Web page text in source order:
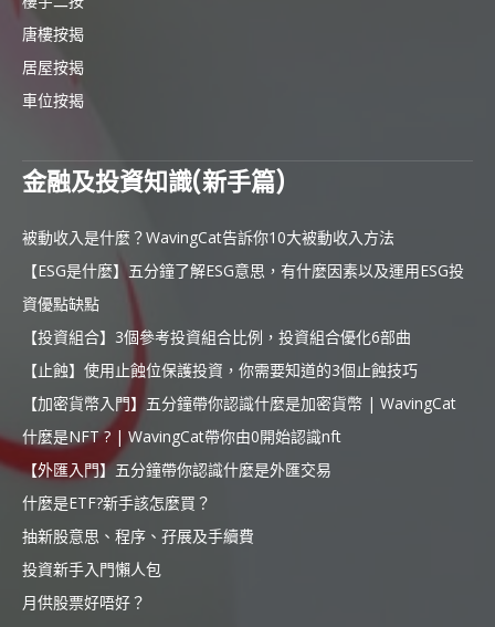
唐樓按揭
居屋按揭
車位按揭
金融及投資知識(新手篇)
被動收入是什麼？WavingCat告訴你10大被動收入方法
【ESG是什麼】五分鐘了解ESG意思，有什麼因素以及運用ESG投
資優點缺點
【投資組合】3個參考投資組合比例，投資組合優化6部曲
【止蝕】使用止蝕位保護投資，你需要知道的3個止蝕技巧
【加密貨幣入門】五分鐘帶你認識什麼是加密貨幣 | WavingCat
什麼是NFT ? | WavingCat帶你由0開始認識nft
【外匯入門】五分鐘帶你認識什麼是外匯交易
什麼是ETF?新手該怎麼買？
抽新股意思、程序、孖展及手續費
投資新手入門懶人包
月供股票好唔好？